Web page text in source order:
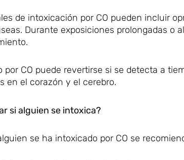
de intoxicación por CO pueden incluir
Durante exposiciones prolongadas
por CO puede revertirse si se detecta a
en el corazón y el cerebro.
si alguien se intoxica?
se ha intoxicado por CO se